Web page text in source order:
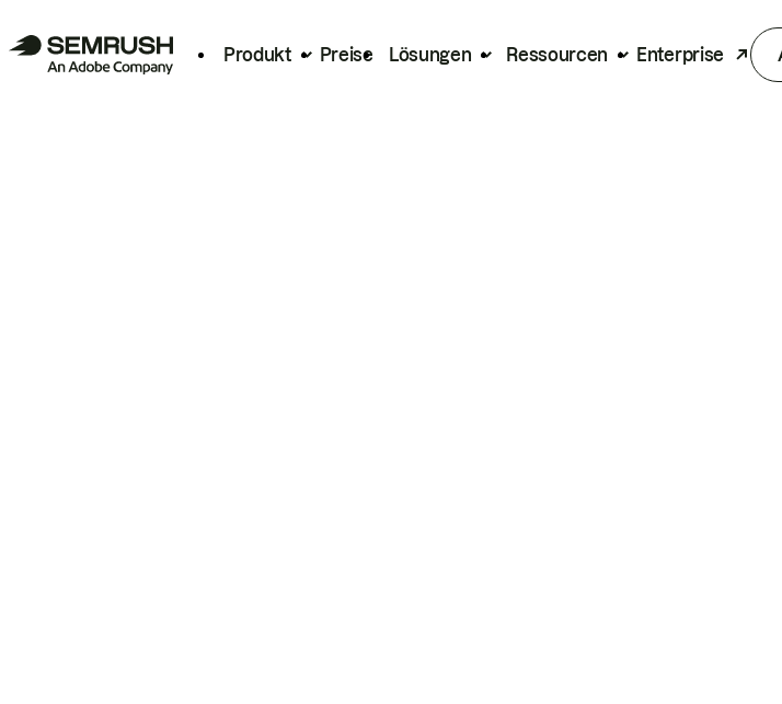
Produkt Preise Lösungen Ressourcen Enterprise